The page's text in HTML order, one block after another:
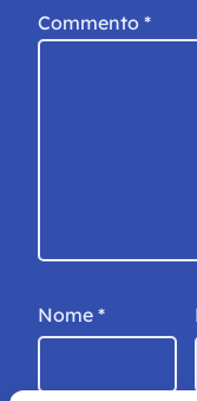
Commento *
Nome *